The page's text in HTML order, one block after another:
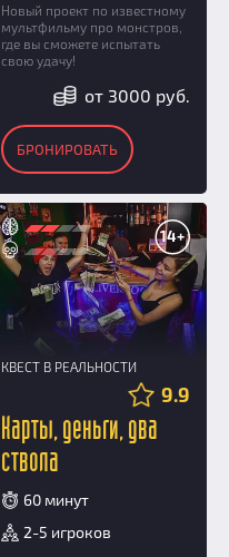
Новый проект по известному
мультфильму про монстров,
где вы сможете испытать
свою удачу!
от 3000 руб.
БРОНИРОВАТЬ
14+
КВЕСТ В РЕАЛЬНОСТИ
9.9
Карты, деньги, два
ствола
60 минут
2-5 игроков